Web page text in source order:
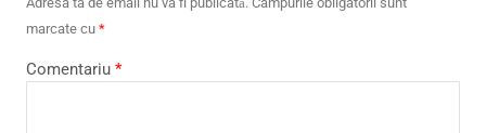
marcate cu *
Comentariu *